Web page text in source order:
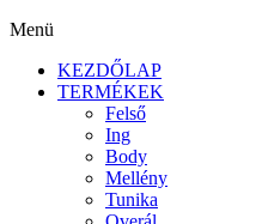
Menü
KEZDŐLAP
TERMÉKEK
Felső
Ing
Body
Mellény
Tunika